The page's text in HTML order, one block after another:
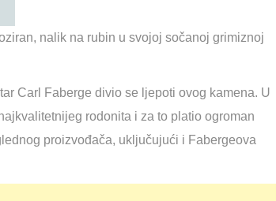
nalik na rubin u svojoj sočanoj grimiznoj
Carl Faberge divio se ljepoti ovog kamena. U
rodonita i za to platio ogroman
proizvođača, uključujući i Fabergeova